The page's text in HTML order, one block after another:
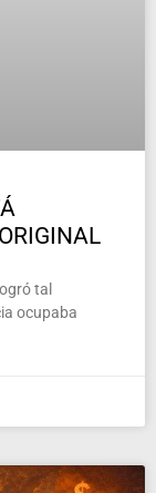
tal
ocupaba